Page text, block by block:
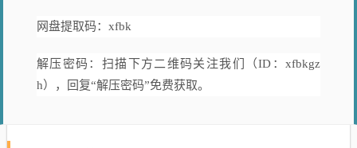
网盘提取码：xfbk
解压密码：扫描下方二维码关注我们（ID：xfbkgz
h），回复“解压密码”免费获取。